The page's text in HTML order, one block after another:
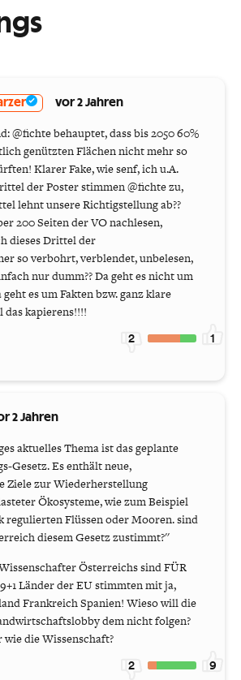
vor 2 Jahren
@fichte behauptet, dass bis 2050 60%
genützten Flächen nicht mehr so
Klarer Fake, wie senf, ich u.A.
der Poster stimmen @fichte zu,
lehnt unsere Richtigstellung ab??
200 Seiten der VO nachlesen,
dieses Drittel der
so verbohrt, verblendet, unbelesen,
nur dumm?? Da geht es nicht um
es um Fakten bzw. ganz klare
das kapierens!!!!
2 1
2 Jahren
aktuelles Thema ist das geplante
Gesetz. Es enthält neue,
Ziele zur Wiederherstellung
Ökosysteme, wie zum Beispiel
regulierten Flüssen oder Mooren. sind
diesem Gesetz zustimmt?''
Österreichs sind FÜR
Länder der EU stimmten mit ja,
Frankreich Spanien! Wieso will die
dem nicht folgen?
wie die Wissenschaft?
2 9